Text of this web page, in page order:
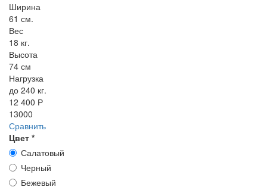
Ширина
61 см.
Вес
18 кг.
Высота
74 см
Нагрузка
до 240 кг.
12 400 Р
13000
Сравнить
Цвет *
Салатовый
Черный
Бежевый